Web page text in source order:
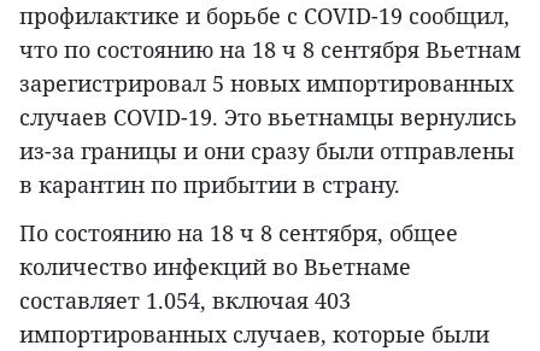
профилактике и борьбе с COVID-19 сообщил,
что по состоянию на 18 ч 8 сентября Вьетнам
зарегистрировал 5 новых импортированных
случаев COVID-19. Это вьетнамцы вернулись
из-за границы и они сразу были отправлены
в карантин по прибытии в страну.
По состоянию на 18 ч 8 сентября, общее
количество инфекций во Вьетнаме
составляет 1.054, включая 403
импортированных случаев, которые были